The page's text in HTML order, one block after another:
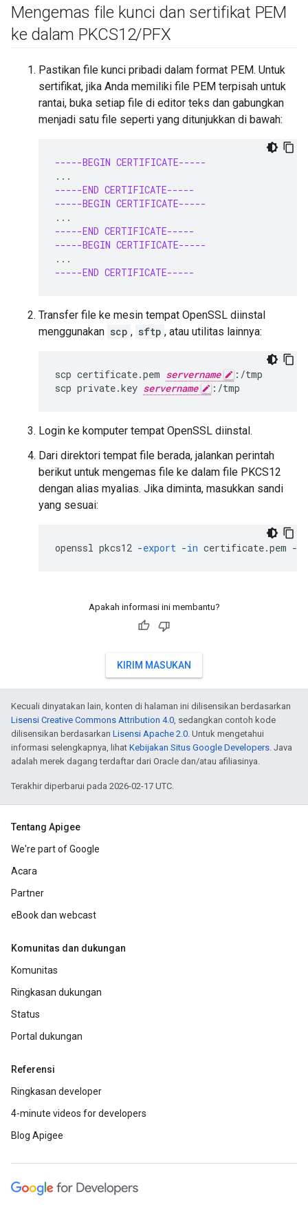
Mengemas file kunci dan sertifikat PEM
ke dalam PKCS12/PFX
Pastikan file kunci pribadi dalam format PEM. Untuk
sertifikat, jika Anda memiliki file PEM terpisah untuk
rantai, buka setiap file di editor teks dan gabungkan
menjadi satu file seperti yang ditunjukkan di bawah:
-----BEGIN CERTIFICATE-----
...
-----END CERTIFICATE-----
-----BEGIN CERTIFICATE-----
...
-----END CERTIFICATE-----
-----BEGIN CERTIFICATE-----
...
-----END CERTIFICATE-----
Transfer file ke mesin tempat OpenSSL diinstal
menggunakan scp , sftp , atau utilitas lainnya:
scp certificate.pem servername
:/tmp
scp private.key servername :/tmp
Login ke komputer tempat OpenSSL diinstal.
Dari direktori tempat file berada, jalankan perintah
berikut untuk mengemas file ke dalam file PKCS12
dengan alias myalias. Jika diminta, masukkan sandi
yang sesuai:
openssl pkcs12 -export -in certificate.pem -
Apakah informasi ini membantu?
KIRIM MASUKAN
Kecuali dinyatakan lain, konten di halaman ini dilisensikan berdasarkan
Lisensi Creative Commons Attribution 4.0, sedangkan contoh kode
dilisensikan berdasarkan Lisensi Apache 2.0. Untuk mengetahui
informasi selengkapnya, lihat Kebijakan Situs Google Developers. Java
adalah merek dagang terdaftar dari Oracle dan/atau afiliasinya.
Terakhir diperbarui pada 2026-02-17 UTC.
Tentang Apigee
We're part of Google
Acara
Partner
eBook dan webcast
Komunitas dan dukungan
Komunitas
Ringkasan dukungan
Status
Portal dukungan
Referensi
Ringkasan developer
4-minute videos for developers
Blog Apigee